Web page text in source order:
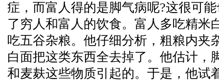
症，而富人得的是脚气病呢?这很可
了穷人和富人的饮食。富人多吃精米
吃五谷杂粮。他仔细分析，粗粮内夹
白面把这类东西全去掉了。他估计，
和麦麸这些物质引起的。于是，他试